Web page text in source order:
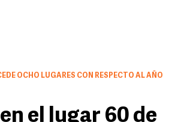
OCHO LUGARES CON RESPECTO AL AÑO
el lugar 60 de